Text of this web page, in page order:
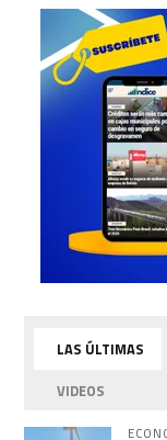
LAS ÚLTIMAS
VIDEOS